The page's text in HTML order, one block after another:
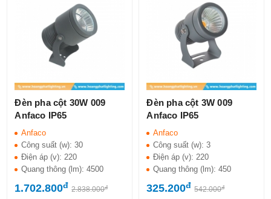
Đèn pha cột 30W 009
Anfaco IP65
Anfaco
Công suất (w):30
Điện áp (v):220
Quang thông (lm):4500
1.702.800đ 2.838.000đ
Đèn pha cột 3W 009
Anfaco IP65
Anfaco
Công suất (w):3
Điện áp (v):220
Quang thông (lm):450
325.200đ 542.000đ